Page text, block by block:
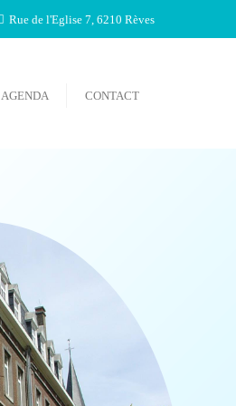
Rue de l'Eglise 7, 6210 Rèves
AGENDA CONTACT